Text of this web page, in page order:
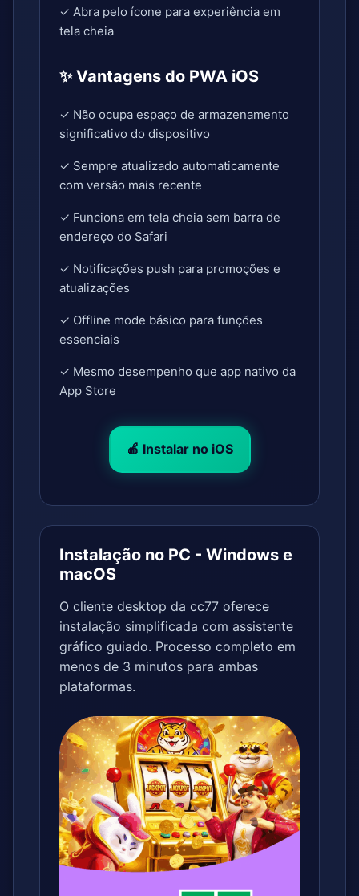
✓ Abra pelo ícone para experiência em
tela cheia
✨ Vantagens do PWA iOS
✓ Não ocupa espaço de armazenamento
significativo do dispositivo
✓ Sempre atualizado automaticamente
com versão mais recente
✓ Funciona em tela cheia sem barra de
endereço do Safari
✓ Notificações push para promoções e
atualizações
✓ Offline mode básico para funções
essenciais
✓ Mesmo desempenho que app nativo da
App Store
🍎 Instalar no iOS
Instalação no PC - Windows e
macOS
O cliente desktop da cc77 oferece
instalação simplificada com assistente
gráfico guiado. Processo completo em
menos de 3 minutos para ambas
plataformas.